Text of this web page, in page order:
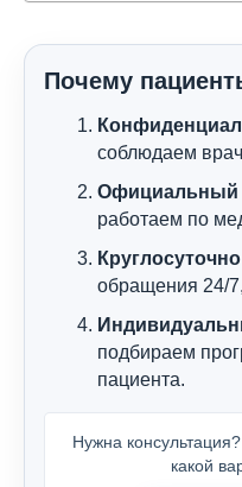
Почему
соблюдаем
Официальный
работаем по
Круглосуточно
обращения 24/
подбираем
пациента.
Нужна
какой